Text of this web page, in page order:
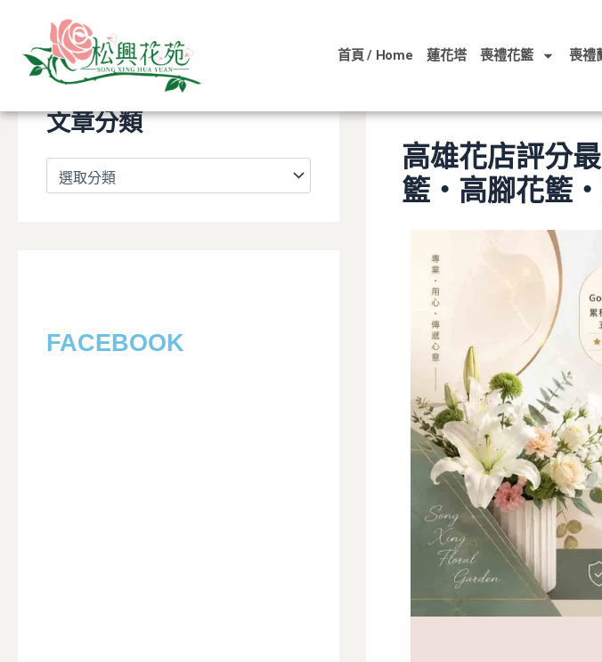
內
首頁 / Home 蓮花塔 喪禮花籃 喪禮
文章分類
章
分
類
FACEBOOK
高雄花店評分
籃・高腳花籃